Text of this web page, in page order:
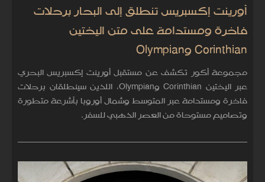
أورينت إكسبريس تنطلق إلى البحار برحلات
فاخرة ومستدامة على متن اليختين
Corinthian وOlympian
مجموعة أكور تكشف عن مستقبل أورينت إكسبريس البحري
عبر اليختين Corinthian وOlympian، اللذين سينطلقان برحلات
فاخرة ومستدامة عبر المتوسط وشمال أوروبا بأشرعة متطورة
وتصاميم مستوحاة من العصر الذهبي للسفر.